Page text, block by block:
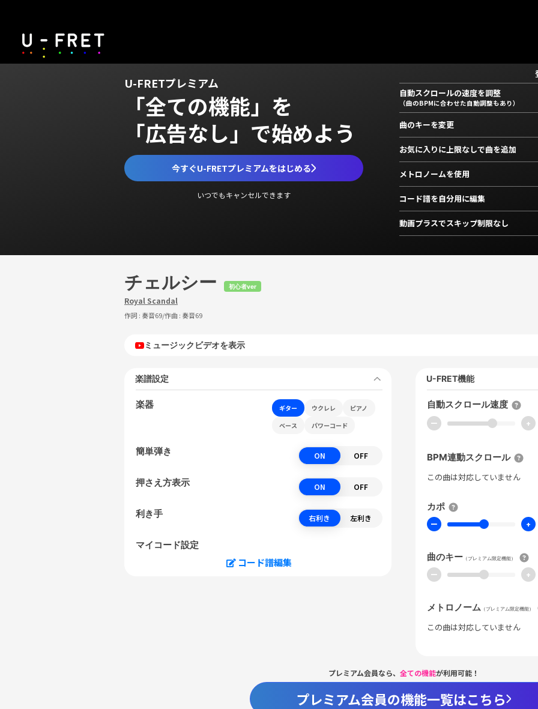
U-FRETプレミアム
「全ての機能」を
「広告なし」で始めよう
今すぐU-FRETプレミアムをはじめる
いつでもキャンセルできます
自動スクロールの速度を調整
（曲のBPMに合わせた自動調整もあり）
曲のキーを変更
お気に入りに上限なしで曲を追加
メトロノームを使用
コード譜を自分用に編集
動画プラスでスキップ制限なし
チェルシー 初心者ver
Royal Scandal
作詞 : 奏音69/作曲 : 奏音69
ミュージックビデオを表示
楽譜設定
楽器 ギター ウクレレ
ピアノ
ベース
パワーコード
簡単弾き ON OFF
押さえ方表示 ON OFF
利き手 右利き 左利き
マイコード設定
コード譜編集
U-FRET機能
自動スクロール速度
ー +
BPM連動スクロール
この曲は対応していません
カポ
ー +
曲のキー （プレミアム限定機能）
ー +
メトロノーム （プレミアム限定機能）
この曲は対応していません
プレミアム会員なら、 全ての機能が利用可能！
プレミアム会員の機能一覧はこちら